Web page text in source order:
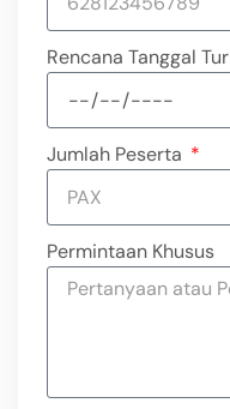
Rencana Tanggal Tur
Jumlah Peserta
Permintaan Khusus